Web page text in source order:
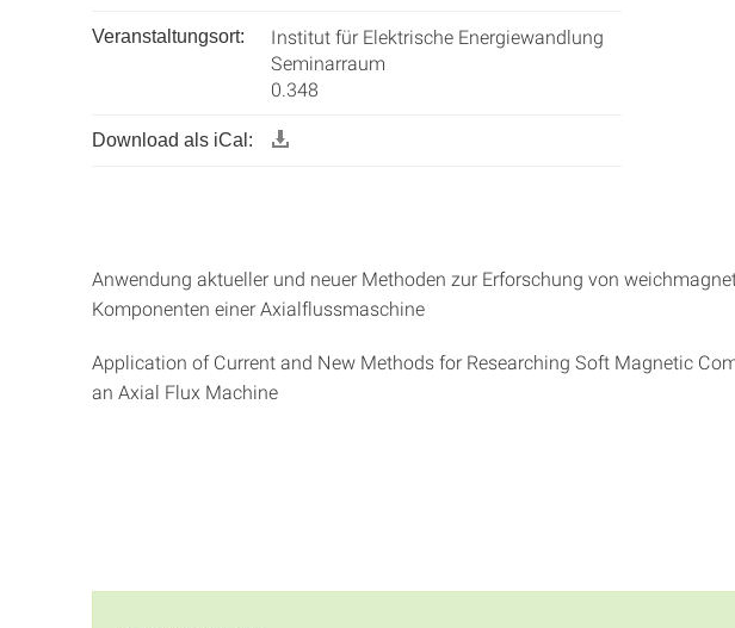
Veranstaltungsort:
Institut für Elektrische Energiewandlung
Seminarraum
0.348
Download als iCal:
Anwendung aktueller und neuer Methoden zur Erforschung von
Komponenten einer Axialflussmaschine
Application of Current and New Methods for Researching Soft Magnetic
an Axial Flux Machine